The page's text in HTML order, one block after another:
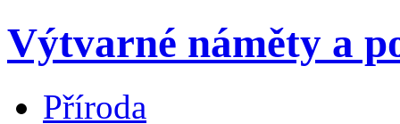
Výtvarné náměty a
Příroda